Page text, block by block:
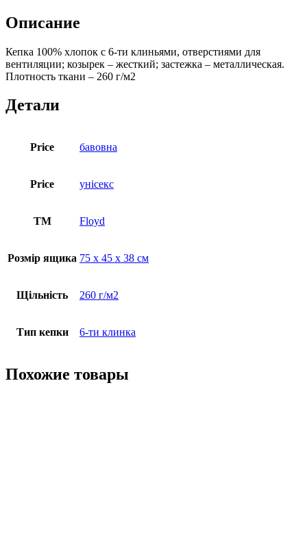
Описание
Кепка 100% хлопок с 6-ти клиньями, отверстиями для
вентиляции; козырек – жесткий; застежка – металлическая.
Плотность ткани – 260 г/м2
Детали
Price бавовна
Price унісекс
ТМ Floyd
Розмір ящика 75 х 45 х 38 см
Щільність 260 г/м2
Тип кепки 6-ти клинка
Похожие товары